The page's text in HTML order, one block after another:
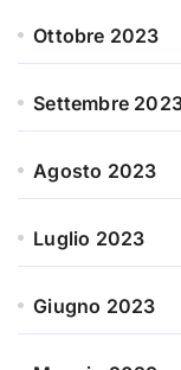
Ottobre 2023
Settembre
Agosto 2023
Luglio 2023
Giugno 2023